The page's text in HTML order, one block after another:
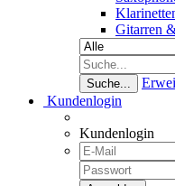
Gitarren
Suche...
Kundenlogin
Kundenlogin